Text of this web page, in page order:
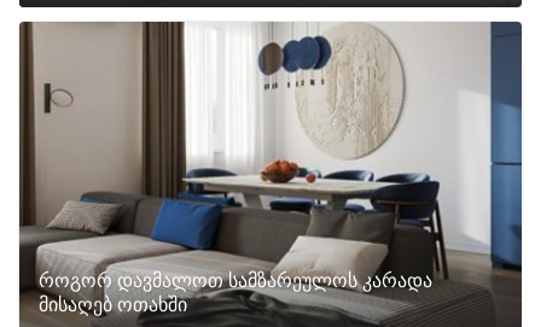
როგორ დავმალოთ სამზარეულოს კარადა
მისაღებ ოთახში